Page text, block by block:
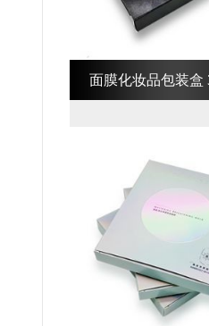
面膜化妆品包装盒